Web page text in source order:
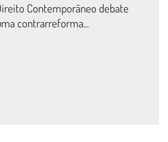
Contemporâneo debate
contrarreforma...